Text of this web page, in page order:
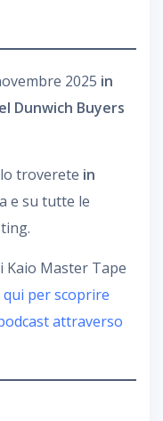
2025 in
Dunwich Buyers
troverete in
e su tutte le
Kaio Master Tape
qui per scoprire
attraverso